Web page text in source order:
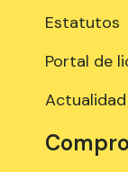
Estatutos
Portal de